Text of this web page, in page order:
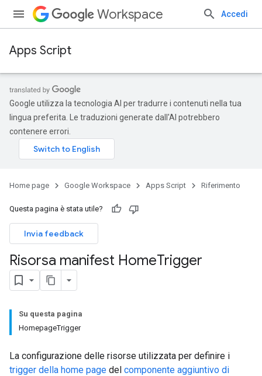
Workspace Accedi
Apps Script
Google utilizza la tecnologia AI per tradurre i contenuti nella tua
lingua preferita. Le traduzioni generate dall'AI potrebbero
contenere errori.
Home page Google Workspace Apps Script Riferimento
Questa pagina è stata utile?
Invia feedback
Risorsa manifest HomeTrigger
Su questa pagina
HomepageTrigger
La configurazione delle risorse utilizzata per definire i
trigger della home page del componente aggiuntivo di